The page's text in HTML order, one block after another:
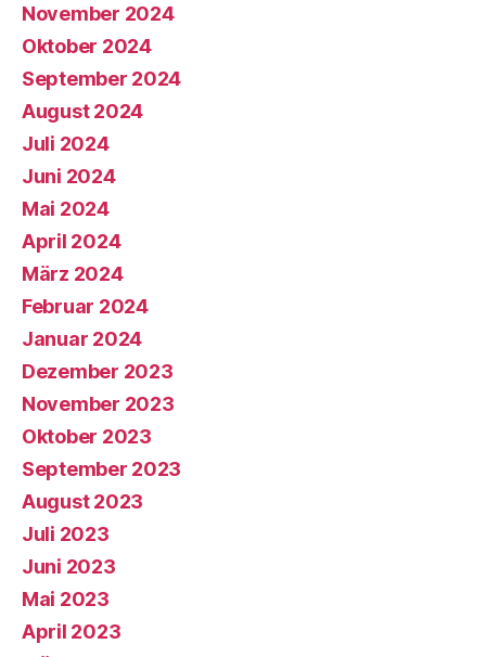
November 2024
Oktober 2024
September 2024
August 2024
Juli 2024
Juni 2024
Mai 2024
April 2024
März 2024
Februar 2024
Januar 2024
Dezember 2023
November 2023
Oktober 2023
September 2023
August 2023
Juli 2023
Juni 2023
Mai 2023
April 2023